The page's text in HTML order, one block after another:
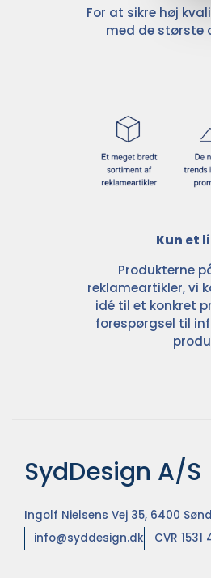
For at sikre høj
med de største
Kun et
Produkterne
reklameartikler, vi
idé til et konkret
forespørgsel til
SydDesign A/S
Ingolf Nielsens Vej 35, 6400
info@syddesign.dk
CVR 1531